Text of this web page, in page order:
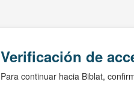
Verificación de
Para continuar hacia Biblat,